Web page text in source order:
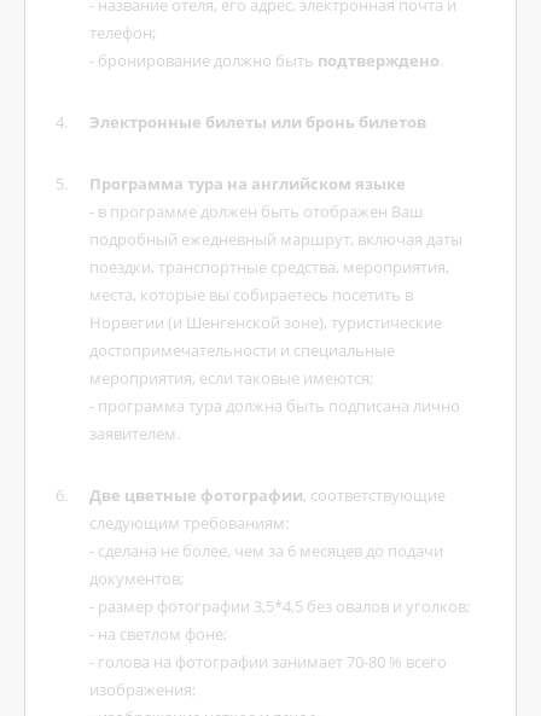
- название отеля, его адрес, электронная почта и
телефон;
- бронирование должно быть подтверждено.
Электронные билеты или бронь билетов
Программа тура на английском языке
- в программе должен быть отображен Ваш
подробный ежедневный маршрут, включая даты
поездки, транспортные средства, мероприятия,
места, которые вы собираетесь посетить в
Норвегии (и Шенгенской зоне), туристические
достопримечательности и специальные
мероприятия, если таковые имеются;
- программа тура должна быть подписана лично
заявителем.
Две цветные фотографии, соответствующие
следующим требованиям:
- сделана не более, чем за 6 месяцев до подачи
документов;
- размер фотографии 3,5*4,5 без овалов и уголков;
- на светлом фоне;
- голова на фотографии занимает 70-80 % всего
изображения;